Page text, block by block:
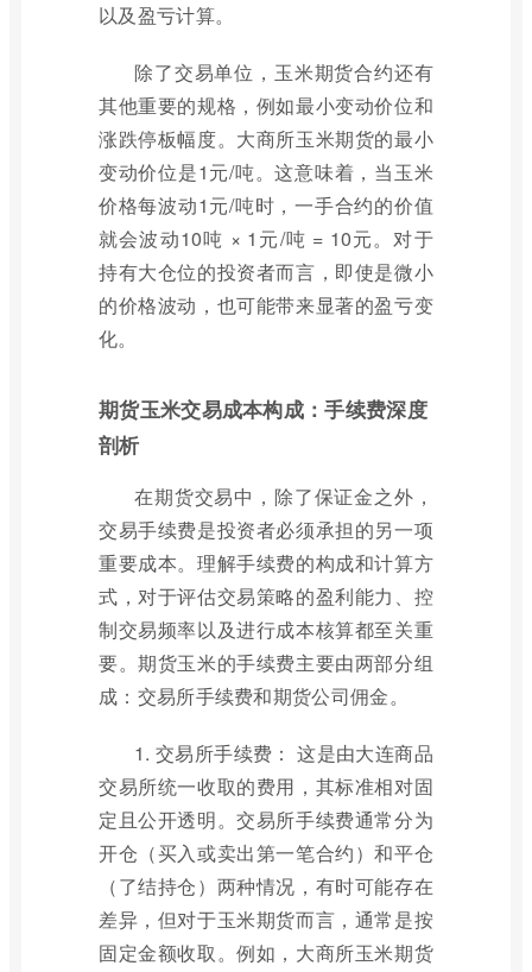
以及盈亏计算。
除了交易单位，玉米期货合约还有
其他重要的规格，例如最小变动价位和
涨跌停板幅度。大商所玉米期货的最小
变动价位是1元/吨。这意味着，当玉米
价格每波动1元/吨时，一手合约的价值
就会波动10吨 × 1元/吨 = 10元。对于
持有大仓位的投资者而言，即使是微小
的价格波动，也可能带来显著的盈亏变
化。
期货玉米交易成本构成：手续费深度
剖析
在期货交易中，除了保证金之外，
交易手续费是投资者必须承担的另一项
重要成本。理解手续费的构成和计算方
式，对于评估交易策略的盈利能力、控
制交易频率以及进行成本核算都至关重
要。期货玉米的手续费主要由两部分组
成：交易所手续费和期货公司佣金。
1. 交易所手续费： 这是由大连商品
交易所统一收取的费用，其标准相对固
定且公开透明。交易所手续费通常分为
开仓（买入或卖出第一笔合约）和平仓
（了结持仓）两种情况，有时可能存在
差异，但对于玉米期货而言，通常是按
固定金额收取。例如，大商所玉米期货